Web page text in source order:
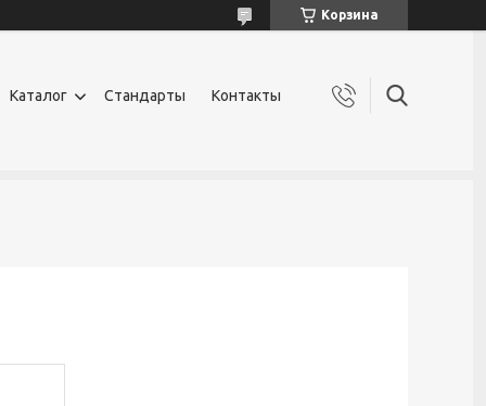
Корзина
Каталог Стандарты Контакты